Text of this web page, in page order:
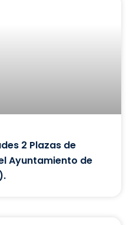
2 Plazas de
Ayuntamiento de